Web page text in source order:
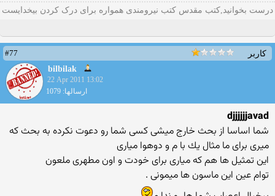
درست بخوانید,کتب مقدس کتب نیرومندی همواره برای درک کردن بیخدایست
کاربر
#77
bilbilak
22 Apr 2011 13:02
ارسالها: 1079
djjjjjjavad
شما اساسا از بحث خارج میشی كسی شما رو دعوت نكرده به بحث كه
میری برای ما مثال یك با م و دوهوا میاری
این تمثیل ها هم كه میاری برای خودت و اون مطهری ملعون
توام عین این ماسون ها میمونی .